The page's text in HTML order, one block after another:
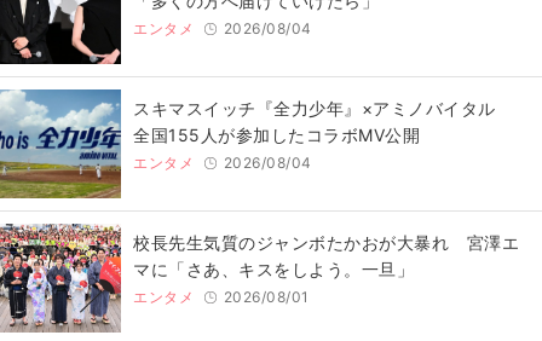
エンタメ 2026/08/04
スキマスイッチ『全力少年』×アミノバイタル
全国155人が参加したコラボMV公開
エンタメ 2026/08/04
校長先生気質のジャンボたかおが大暴れ 宮澤エ
マに「さあ、キスをしよう。一旦」
エンタメ 2026/08/01